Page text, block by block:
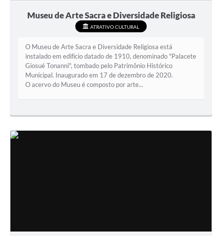
Museu de Arte Sacra e Diversidade Religiosa
ATRATIVO CULTURAL
O Museu de Arte Sacra e Diversidade Religiosa está
instalado em edifício datado de 1910, denominado "Palacete
Giosué Tonanni", tombado pelo Patrimônio Histórico
Municipal. Inaugurado em 17 de dezembro de 2020.
O acervo do Museu é composto por arte...